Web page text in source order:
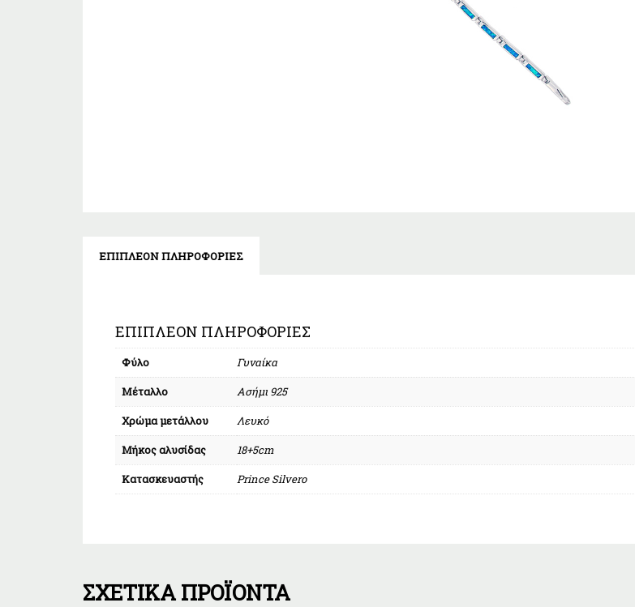
ΕΠΙΠΛΈΟΝ ΠΛΗΡΟΦΟΡΊΕΣ
ΕΠΙΠΛΈΟΝ ΠΛΗΡΟΦΟΡΊΕΣ
Φύλο
Γυναίκα
Μέταλλο
Ασήμι 925
Χρώμα μετάλλου
Λευκό
Μήκος αλυσίδας
18+5cm
Κατασκευαστής
Prince Silvero
ΣΧΕΤΙΚΆ ΠΡΟΪΌΝΤΑ